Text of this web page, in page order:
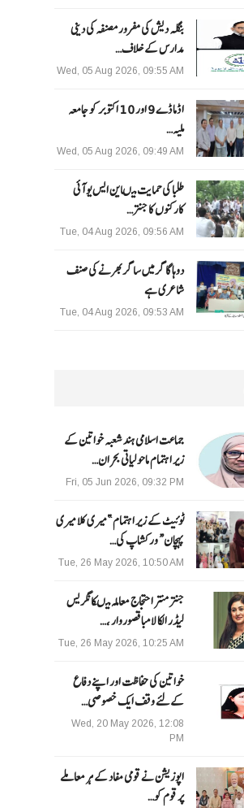
بنگلہ دیش کی مفرور مصنفہ کی دینی
مدارس کے خلاف…
Wed, 05 Aug 2026, 09:55 AM
ا ڈما ڈے 9 اور 10 اکتوبر کو جامعہ
ملیہ…
Wed, 05 Aug 2026, 09:49 AM
طلبا کی حمایت میںاین ایس یو آئی
کارکنوں کا جنتر…
Tue, 04 Aug 2026, 09:56 AM
دوہا گاگر میں ساگر بھرنے کی صنف
شاعری ہے
Tue, 04 Aug 2026, 09:53 AM
جماعت اسلامی ہند شعبہ خواتین کے
زیر اہتمام ماحولیاتی بحران…
Fri, 05 Jun 2026, 09:32 PM
ٹوئیٹ کے زیر اہتمام ”میری کلا میری
پہچان“ ورکشاپ کی…
Tue, 26 May 2026, 10:50 AM
جنتر منتر احتجاج معاملہ میںکانگریس
لیڈر الکا لامبا قصوروار ،…
Tue, 26 May 2026, 10:25 AM
خواتین کی حفاظت اور اپنے دفاع
کےلئے وقف ایک خصوصی…
Wed, 20 May 2026, 12:08
PM
اپوزیشن نے قومی مفاد کے ہر معاملے
پر قوم کو…